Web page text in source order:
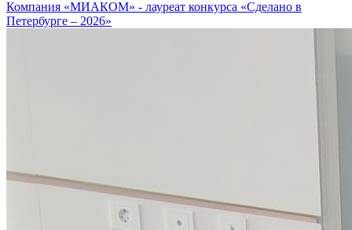
Компания «МИАКОМ» - лауреат конкурса «Сделано в
Петербурге – 2026»